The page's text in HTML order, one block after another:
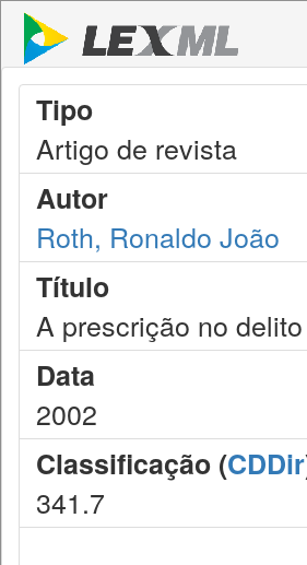
Tipo
Artigo de revista
Autor
Roth, Ronaldo João
Título
A prescrição no
Data
2002
Classificação (CDDir
341.7